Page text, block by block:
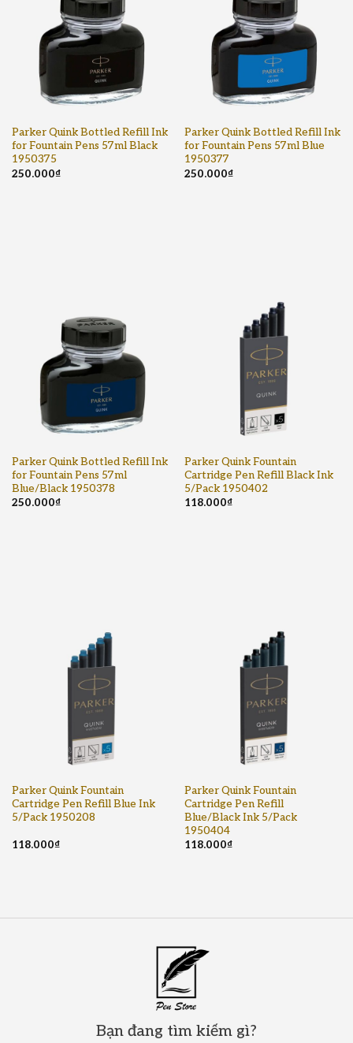
Parker Quink Bottled Refill Ink
for Fountain Pens 57ml Black
1950375
250.000₫
Parker Quink Bottled Refill Ink
for Fountain Pens 57ml Blue
1950377
250.000₫
Parker Quink Bottled Refill Ink
for Fountain Pens 57ml
Blue/Black 1950378
250.000₫
Parker Quink Fountain
Cartridge Pen Refill Black Ink
5/Pack 1950402
118.000₫
Parker Quink Fountain
Cartridge Pen Refill Blue Ink
5/Pack 1950208
118.000₫
Parker Quink Fountain
Cartridge Pen Refill
Blue/Black Ink 5/Pack
1950404
118.000₫
Bạn đang tìm kiếm gì?